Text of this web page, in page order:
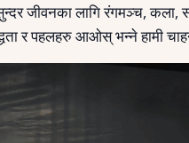
जीवनका लागि रंगमञ्च, कला,
र पहलहरु आओस् भन्ने हामी